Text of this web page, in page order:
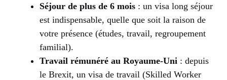
Séjour de plus de 6 mois : un visa long séjour
est indispensable, quelle que soit la raison de
votre présence (études, travail, regroupement
familial).
Travail rémunéré au Royaume-Uni : depuis
le Brexit, un visa de travail (Skilled Worker